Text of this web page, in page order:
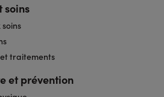
soins
traitements
et prévention